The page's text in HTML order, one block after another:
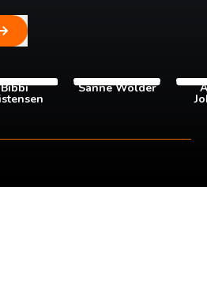
Bibbi Sanne Wolder